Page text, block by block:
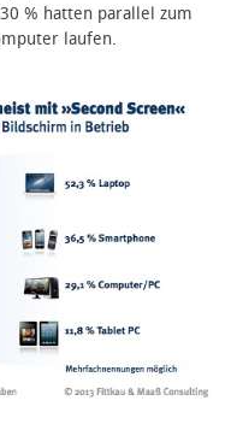
% hatten parallel zum
laufen.